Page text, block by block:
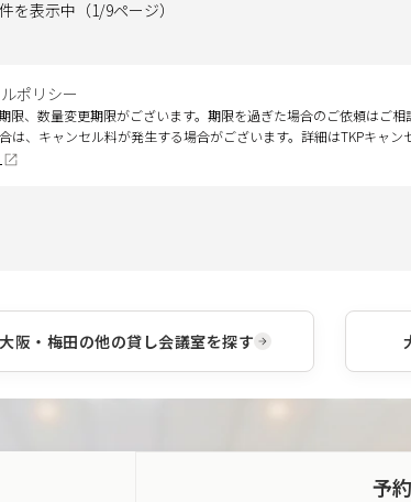
件を表示中 （1/9ページ）
ポリシー
限、数量変更期限がございます。期限を過ぎた場合のご依頼はご相
、キャンセル料が発生する場合がございます。詳細はTKPキャン
大阪・梅田の他の貸し会議室を探す
予